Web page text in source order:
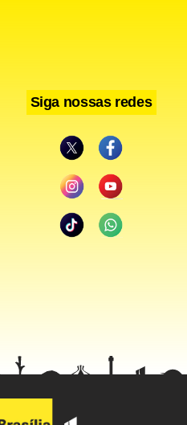
de ter pago propinas
com a Eletronuclear entre
sido pagos para a Aratec,
da Eletronuclear
preventiva, portanto,
judiciária competente.
Siga nossas redes